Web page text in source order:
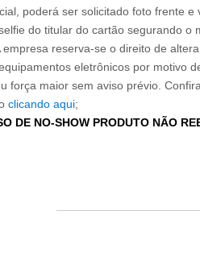
poderá ser solicitado foto frente
do titular do cartão segurando o
empresa reserva-se o direito de
eletrônicos por motivo
força maior sem aviso prévio.
clicando aqui;
DE NO-SHOW PRODUTO NÃO